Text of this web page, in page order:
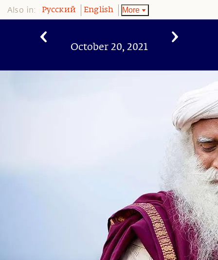
Also in: Pусский English More
October 20, 2021